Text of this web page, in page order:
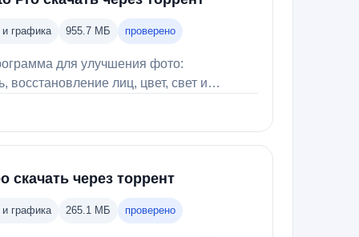
графика 955.7 МБ проверено
для улучшения фото:
восстановление лиц, цвет, свет и
скачать через торрент
графика 265.1 МБ проверено